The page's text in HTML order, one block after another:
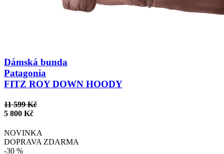
Dámská bunda
Patagonia
FITZ ROY DOWN HOODY
11 599 Kč
5 800 Kč
NOVINKA
DOPRAVA ZDARMA
-30 %